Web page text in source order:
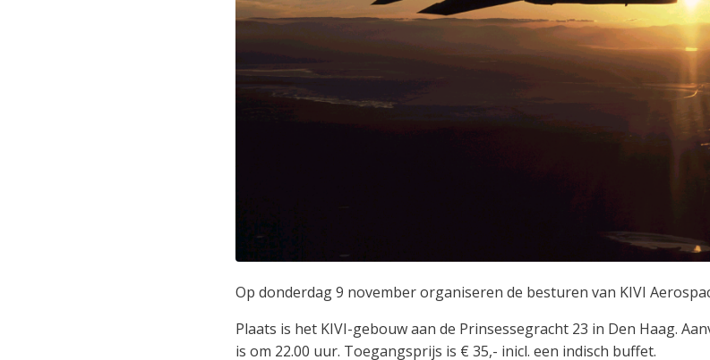
Op donderdag 9 november organiseren de besturen van KIVI
Plaats is het KIVI-gebouw aan de Prinsessegracht 23 in Den Haag.
is om 22.00 uur. Toegangsprijs is € 35,- inicl. een indisch buffet.